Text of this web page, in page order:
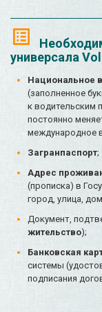
универсала
Национальное
(заполненное
к водительским
постоянно
международное
Загранпаспорт;
Адрес
(прописка) в
город, улица,
Документ,
жительство);
Банковская
системы
подписания